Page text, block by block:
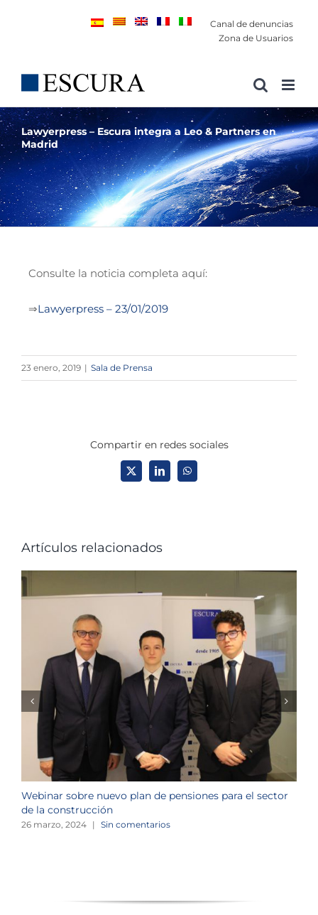
Canal de denuncias
Zona de Usuarios
Lawyerpress – Escura integra a Leo & Partners en
Madrid
Consulte la noticia completa aquí:
⇒Lawyerpress – 23/01/2019
23 enero, 2019 | Sala de Prensa
Compartir en redes sociales
X LinkedInWhatsApp
Artículos relacionados
Webinar sobre nuevo plan de pensiones para el sector
de la construcción
26 marzo, 2024 | Sin comentarios